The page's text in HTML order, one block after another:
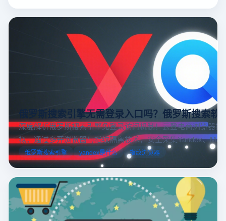
俄罗斯搜索引擎无需登录入口吗？俄罗斯搜索软
深度解析俄罗斯搜索引擎免登录访问机制！云登电商浏览器
拟，通过多开浏览器与指纹隔离技术，安全采集Yandex、
跨境电商本土化运营。
俄罗斯搜索引擎 yandex是什么 指纹浏览器